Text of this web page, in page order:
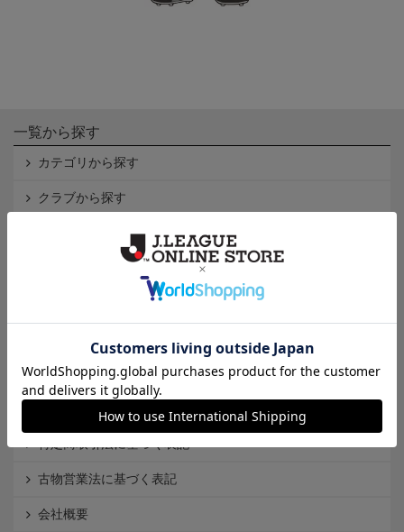
一覧から探す
カテゴリから探す
クラブから探す
Ｊ2
インフォメーション
Ｊリーグオンラインストアとは
個人情報保護方針
Cookieポリシー
特定商取引法に基づく表記
古物営業法に基づく表記
会社概要